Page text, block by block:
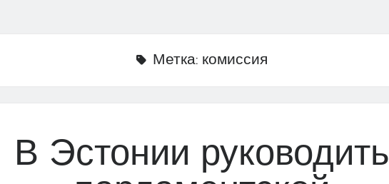
Метка: комиссия
В Эстонии руководить